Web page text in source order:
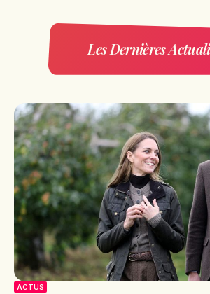
Les Dernières
ACTUS